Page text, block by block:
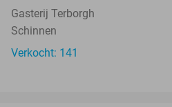
Gasterij Terborgh
Schinnen
Verkocht: 141